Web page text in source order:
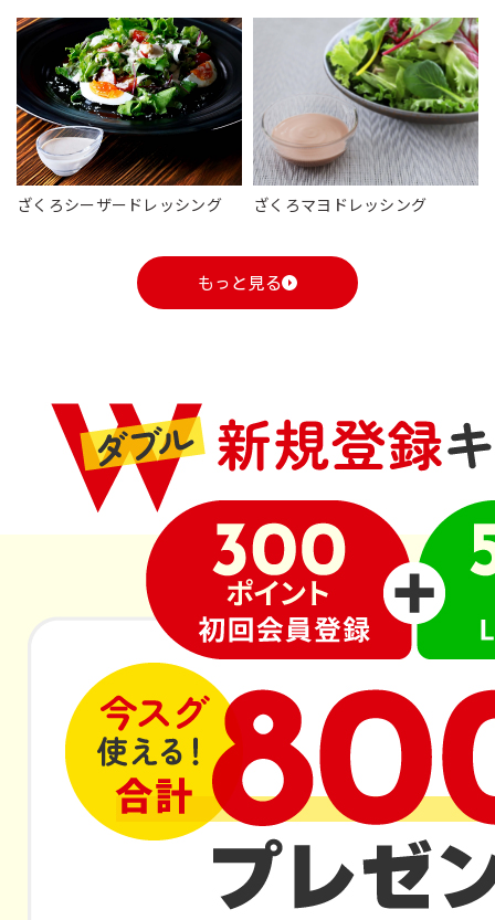
ざくろシーザードレッシング ざくろマヨドレッシング
もっと見る